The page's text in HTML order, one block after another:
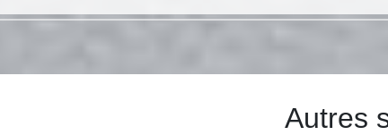
Autres